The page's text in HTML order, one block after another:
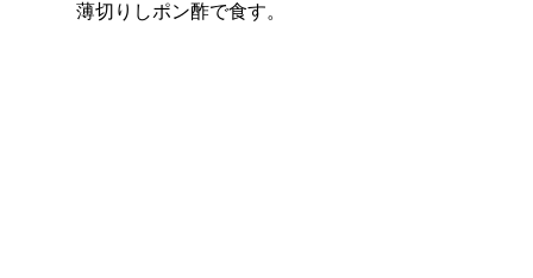
薄切りしポン酢で食す。